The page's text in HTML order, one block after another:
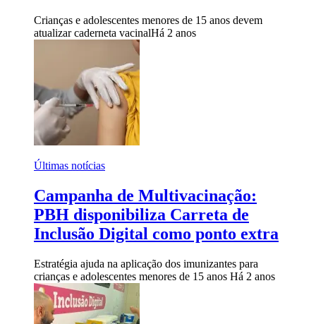
Crianças e adolescentes menores de 15 anos devem
atualizar caderneta vacinalHá 2 anos
Últimas notícias
Campanha de Multivacinação:
PBH disponibiliza Carreta de
Inclusão Digital como ponto extra
Estratégia ajuda na aplicação dos imunizantes para
crianças e adolescentes menores de 15 anos Há 2 anos